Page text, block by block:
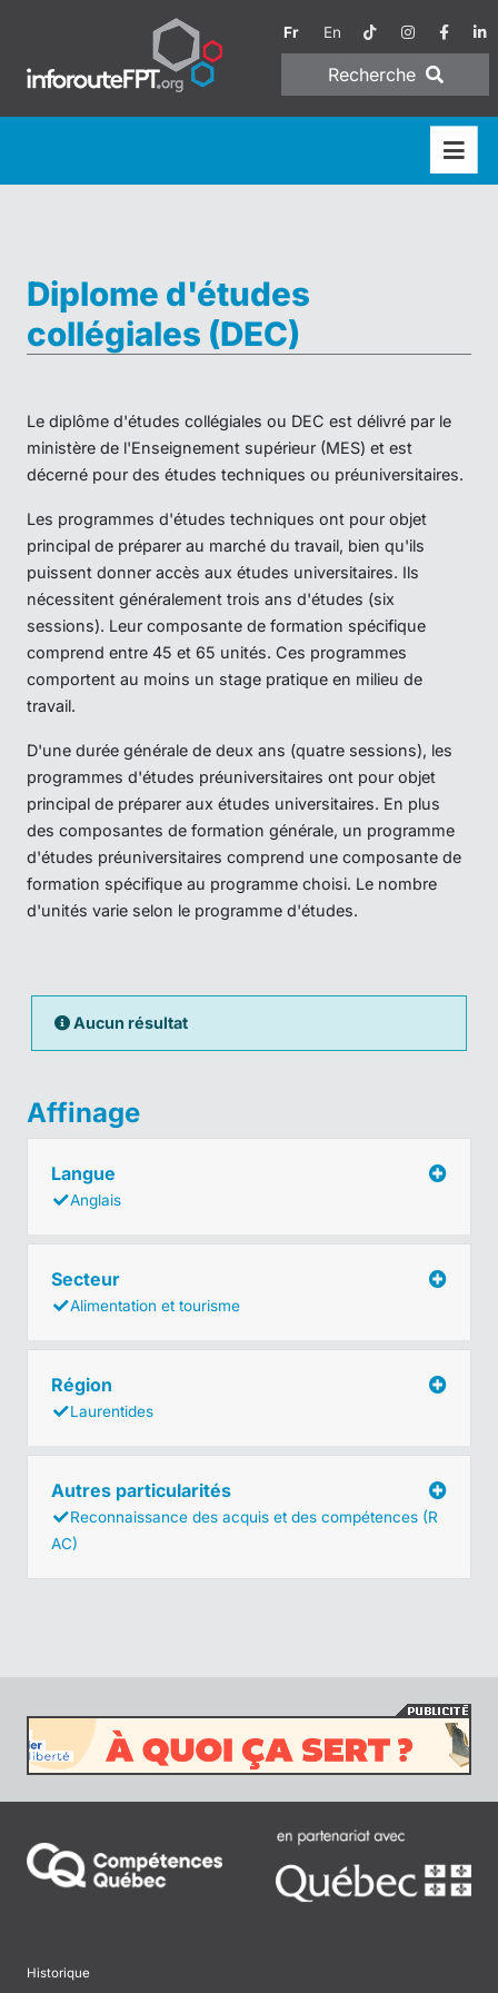
Fr En
Recherche
Diplome d'études
collégiales (DEC)
Le diplôme d'études collégiales ou DEC est délivré par le
ministère de l'Enseignement supérieur (MES) et est
décerné pour des études techniques ou préuniversitaires.
Les programmes d'études techniques ont pour objet
principal de préparer au marché du travail, bien qu'ils
puissent donner accès aux études universitaires. Ils
nécessitent généralement trois ans d'études (six
sessions). Leur composante de formation spécifique
comprend entre 45 et 65 unités. Ces programmes
comportent au moins un stage pratique en milieu de
travail.
D'une durée générale de deux ans (quatre sessions), les
programmes d'études préuniversitaires ont pour objet
principal de préparer aux études universitaires. En plus
des composantes de formation générale, un programme
d'études préuniversitaires comprend une composante de
formation spécifique au programme choisi. Le nombre
d'unités varie selon le programme d'études.
Aucun résultat
Affinage
Langue
Anglais
Secteur
Alimentation et tourisme
Région
Laurentides
Autres particularités
Reconnaissance des acquis et des compétences (R
AC)
Historique